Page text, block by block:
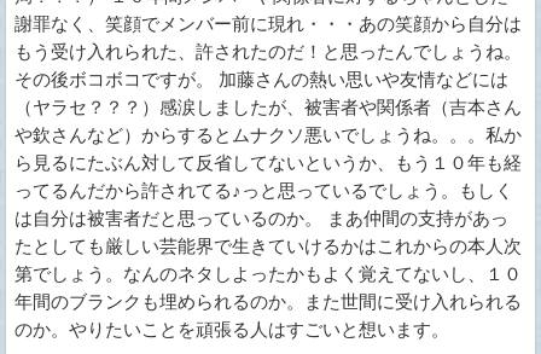
謝罪なく、笑顔でメンバー前に現れ・・・あの笑顔から自分は
もう受け入れられた、許されたのだ！と思ったんでしょうね。
その後ボコボコですが。 加藤さんの熱い思いや友情などには
（ヤラセ？？？）感涙しましたが、被害者や関係者（吉本さん
や欽さんなど）からするとムナクソ悪いでしょうね。。。私か
ら見るにたぶん対して反省してないというか、もう１０年も経
ってるんだから許されてる♪っと思っているでしょう。もしく
は自分は被害者だと思っているのか。 まあ仲間の支持があっ
たとしても厳しい芸能界で生きていけるかはこれからの本人次
第でしょう。なんのネタしよったかもよく覚えてないし、１０
年間のブランクも埋められるのか。また世間に受け入れられる
のか。やりたいことを頑張る人はすごいと想います。